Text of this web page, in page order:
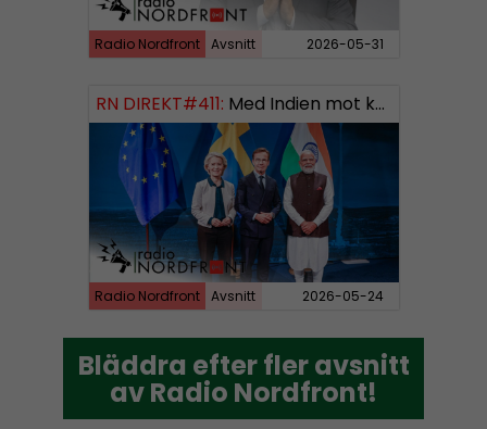
Radio Nordfront Avsnitt 2026-05-31
RN DIREKT#411: Med Indien mot kosmos SWISH: 0700738064
Radio Nordfront Avsnitt 2026-05-24
Bläddra efter fler avsnitt
av Radio Nordfront!
Bläddra efter fler avsnitt
av Radio Nordfront!